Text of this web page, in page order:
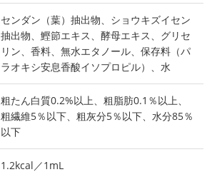
センダン（葉）抽出物、ショウキズイセン
抽出物、鰹節エキス、酵母エキス、グリセ
リン、香料、無水エタノール、保存料（パ
ラオキシ安息香酸イソプロピル）、水
粗たん白質0.2%以上、粗脂肪0.1％以上、
粗繊維5％以下、粗灰分5％以下、水分85％
以下
1.2kcal／1mL